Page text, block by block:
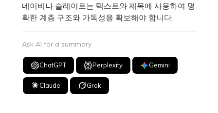
네이비나 슬레이트는 텍스트와 제목에 사용하여 명
확한 계층 구조와 가독성을 확보해야 합니다.
Ask AI for a summary
ChatGPT Perplexity Gemini
Claude Grok